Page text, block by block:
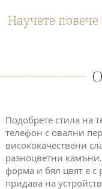
Научете
Подобрете стила на
телефон с овални
висококачествени
разноцветни камъни.
форма и бял цвят е с
придава на